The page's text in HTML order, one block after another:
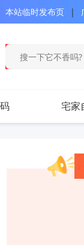
|
本站临时发布页
宅家